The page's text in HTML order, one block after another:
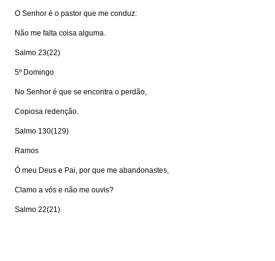
O Senhor é o pastor que me conduz:
Não me falta coisa alguma.
Salmo 23(22)
5º Domingo
No Senhor é que se encontra o perdão,
Copiosa redenção.
Salmo 130(129)
Ramos
Ó meu Deus e Pai, por que me abandonastes,
Clamo a vós e não me ouvis?
Salmo 22(21)